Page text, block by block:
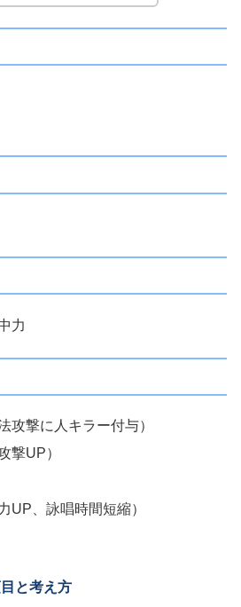
力
攻撃に人キラー付与）
撃UP）
UP、詠唱時間短縮）
と考え方